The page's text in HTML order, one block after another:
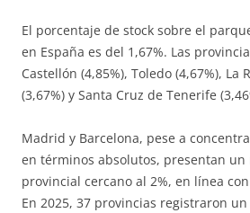
El porcentaje de stock sobre el
en España es del 1,67%. Las
Castellón (4,85%), Toledo (4,67%), La
(3,67%) y Santa Cruz de Tenerife
Madrid y Barcelona, pese a
en términos absolutos, presentan
provincial cercano al 2%, en línea
En 2025, 37 provincias registraron